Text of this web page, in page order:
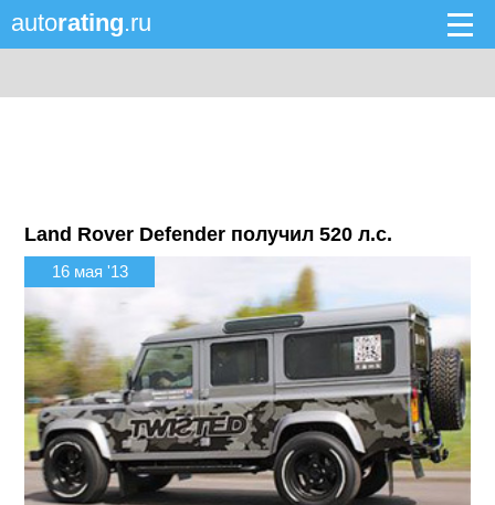
autorating.ru
Land Rover Defender получил 520 л.с.
16 мая '13